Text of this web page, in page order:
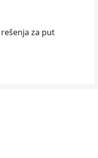
za put